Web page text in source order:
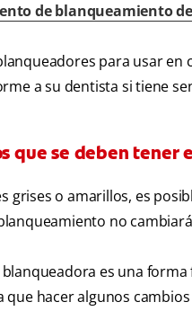
de blanqueamiento
para usar en
a su dentista si tiene
que se deben tener
grises o amarillos, es
no
es una
que hacer algunos